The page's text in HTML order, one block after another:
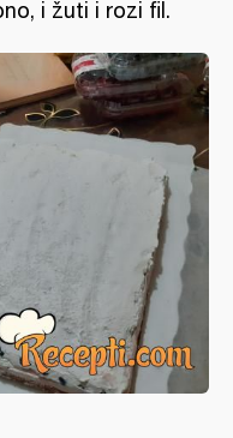
i žuti i rozi fil.